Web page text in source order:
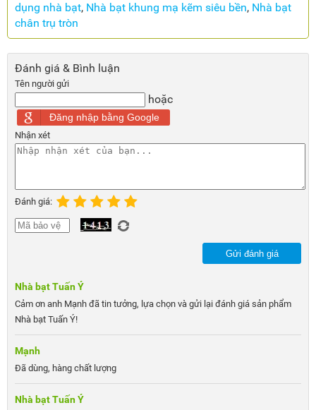
dụng nhà bạt, Nhà bạt khung mạ kẽm siêu bền, Nhà bạt
chân trụ tròn
Đánh giá & Bình luận
Tên người gửi
hoặc
Đăng nhập bằng Google
Nhận xét
Đánh giá:
Gửi đánh giá
Nhà bạt Tuấn Ý
Cảm ơn anh Mạnh đã tin tưởng, lựa chọn và gửi lại đánh giá sản phẩm
Nhà bạt Tuấn Ý!
Mạnh
Đã dùng, hàng chất lượng
Nhà bạt Tuấn Ý